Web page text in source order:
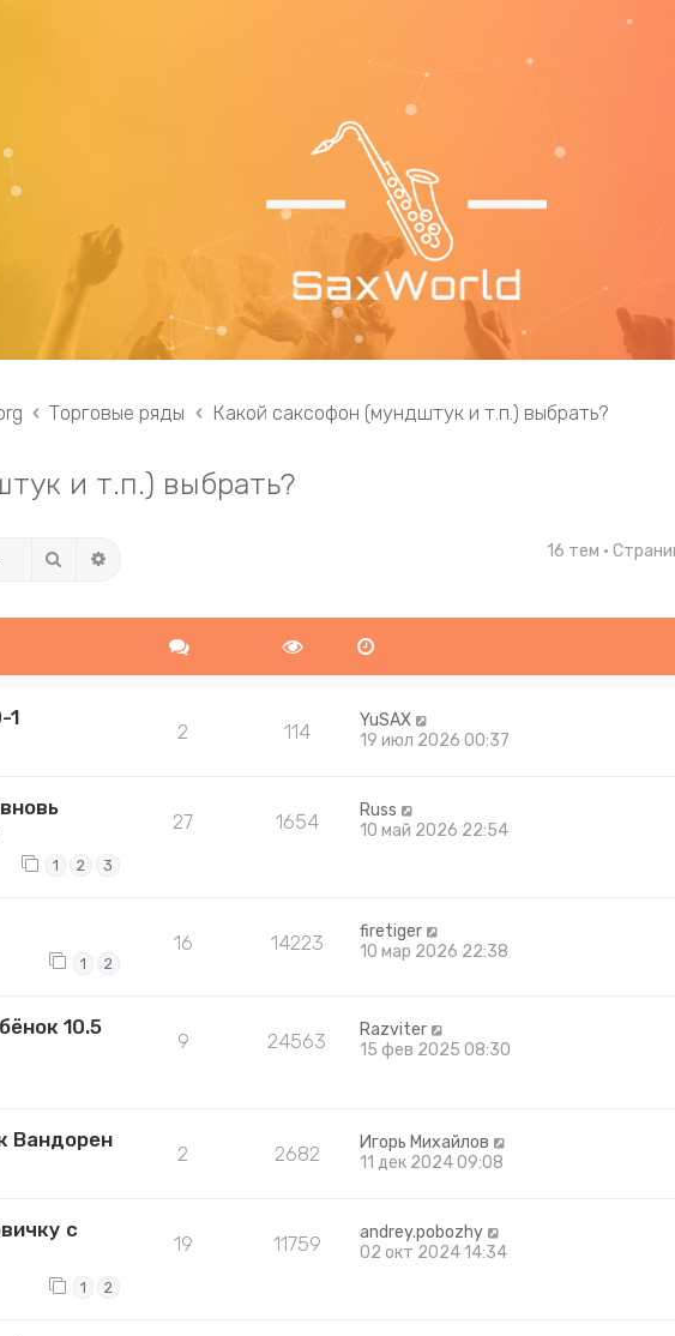
Торговые ряды Какой саксофон (мундштук и т.п.) выбрать?
и т.п.) выбрать?
Поиск 16 тем •
1
2 114
YuSAX
19 июл 2026 00:37
1 2 3
27 1654
Russ
10 май 2026 22:54
1 2
16 14223
firetiger
10 мар 2026 22:38
10.5
9 24563
Razviter
15 фев 2025 08:30
Вандорен
2 2682
Игорь Михайлов
11 дек 2024 09:08
с
1 2
19 11759
andrey.pobozhy
02 окт 2024 14:34